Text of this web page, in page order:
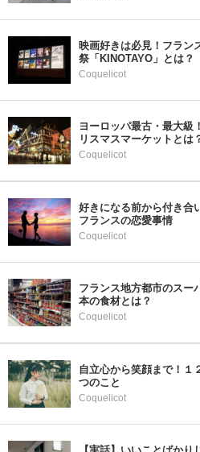
映画好きは必見！フラン
祭「KINOTAYO」とは？
Coquelicot
ヨーロッパ最古・最大級
リスマスマーケットとは
Coquelicot
好きになる前から付き合
フランスの恋愛事情
Coquelicot
フランス地方都市のスー
本の食材とは？
Coquelicot
自立心から笑顔まで！１
つのこと
Coquelicot